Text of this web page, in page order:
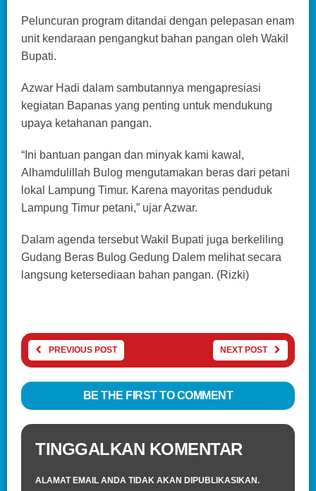
Peluncuran program ditandai dengan pelepasan enam
unit kendaraan pengangkut bahan pangan oleh Wakil
Bupati.
Azwar Hadi dalam sambutannya mengapresiasi
kegiatan Bapanas yang penting untuk mendukung
upaya ketahanan pangan.
“Ini bantuan pangan dan minyak kami kawal,
Alhamdulillah Bulog mengutamakan beras dari petani
lokal Lampung Timur. Karena mayoritas penduduk
Lampung Timur petani,” ujar Azwar.
Dalam agenda tersebut Wakil Bupati juga berkeliling
Gudang Beras Bulog Gedung Dalem melihat secara
langsung ketersediaan bahan pangan. (Rizki)
PREVIOUS POST NEXT POST
BE THE FIRST TO COMMENT
TINGGALKAN KOMENTAR
ALAMAT EMAIL ANDA TIDAK AKAN DIPUBLIKASIKAN.